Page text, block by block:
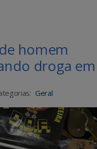
homem
droga
Geral